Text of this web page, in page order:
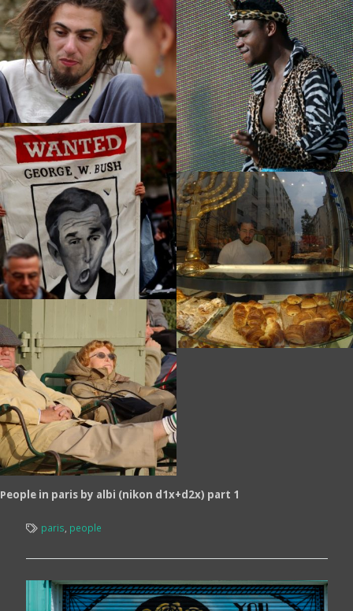
People in paris by albi (nikon d1x+d2x) part 1
paris people